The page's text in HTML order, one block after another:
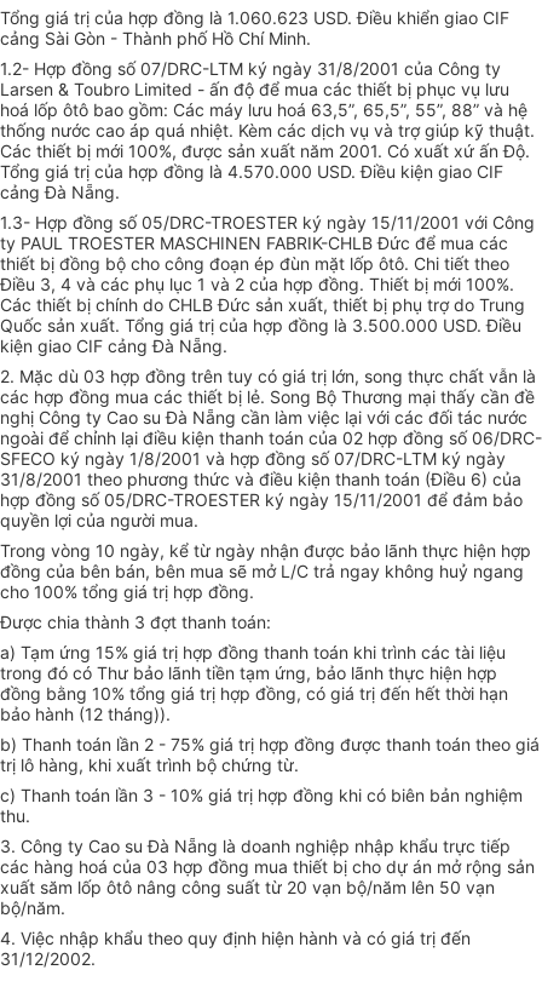
Tổng giá trị của hợp đồng là 1.060.623 USD. Điều khiển giao CIF
cảng Sài Gòn - Thành phố Hồ Chí Minh.
1.2- Hợp đồng số 07/DRC-LTM ký ngày 31/8/2001 của Công ty
Larsen & Toubro Limited - ấn độ để mua các thiết bị phục vụ lưu
hoá lốp ôtô bao gồm: Các máy lưu hoá 63,5”, 65,5”, 55”, 88” và hệ
thống nước cao áp quá nhiệt. Kèm các dịch vụ và trợ giúp kỹ thuật.
Các thiết bị mới 100%, được sản xuất năm 2001. Có xuất xứ ấn Độ.
Tổng giá trị của hợp đồng là 4.570.000 USD. Điều kiện giao CIF
cảng Đà Nẵng.
1.3- Hợp đồng số 05/DRC-TROESTER ký ngày 15/11/2001 với Công
ty PAUL TROESTER MASCHINEN FABRIK-CHLB Đức để mua các
thiết bị đồng bộ cho công đoạn ép đùn mặt lốp ôtô. Chi tiết theo
Điều 3, 4 và các phụ lục 1 và 2 của hợp đồng. Thiết bị mới 100%.
Các thiết bị chính do CHLB Đức sản xuất, thiết bị phụ trợ do Trung
Quốc sản xuất. Tổng giá trị của hợp đồng là 3.500.000 USD. Điều
kiện giao CIF cảng Đà Nẵng.
2. Mặc dù 03 hợp đồng trên tuy có giá trị lớn, song thực chất vẫn là
các hợp đồng mua các thiết bị lẻ. Song Bộ Thương mại thấy cần đề
nghị Công ty Cao su Đà Nẵng cần làm việc lại với các đối tác nước
ngoài để chỉnh lại điều kiện thanh toán của 02 hợp đồng số 06/DRC-
SFECO ký ngày 1/8/2001 và hợp đồng số 07/DRC-LTM ký ngày
31/8/2001 theo phương thức và điều kiện thanh toán (Điều 6) của
hợp đồng số 05/DRC-TROESTER ký ngày 15/11/2001 để đảm bảo
quyền lợi của người mua.
Trong vòng 10 ngày, kể từ ngày nhận được bảo lãnh thực hiện hợp
đồng của bên bán, bên mua sẽ mở L/C trả ngay không huỷ ngang
cho 100% tổng giá trị hợp đồng.
Được chia thành 3 đợt thanh toán:
a) Tạm ứng 15% giá trị hợp đồng thanh toán khi trình các tài liệu
trong đó có Thư bảo lãnh tiền tạm ứng, bảo lãnh thực hiện hợp
đồng bằng 10% tổng giá trị hợp đồng, có giá trị đến hết thời hạn
bảo hành (12 tháng)).
b) Thanh toán lần 2 - 75% giá trị hợp đồng được thanh toán theo giá
trị lô hàng, khi xuất trình bộ chứng từ.
c) Thanh toán lần 3 - 10% giá trị hợp đồng khi có biên bản nghiệm
thu.
3. Công ty Cao su Đà Nẵng là doanh nghiệp nhập khẩu trực tiếp
các hàng hoá của 03 hợp đồng mua thiết bị cho dự án mở rộng sản
xuất săm lốp ôtô nâng công suất từ 20 vạn bộ/năm lên 50 vạn
bộ/năm.
4. Việc nhập khẩu theo quy định hiện hành và có giá trị đến
31/12/2002.